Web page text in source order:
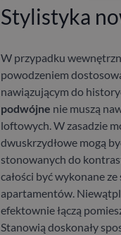
Stylistyka
W przypadku
powodzeniem
nawiązującym do
podwójne nie muszą
loftowych. W zasadzie
dwuskrzydłowe mogą
stonowanych do
całości być wykonane
apartamentów.
efektownie łączą
Stanowią doskonały